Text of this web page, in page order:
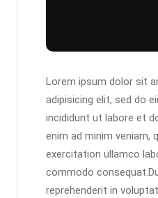
Lorem ipsum dolor sit
adipisicing elit, sed do
incididunt ut labore et
enim ad minim veniam,
exercitation ullamco
commodo
reprehenderit in